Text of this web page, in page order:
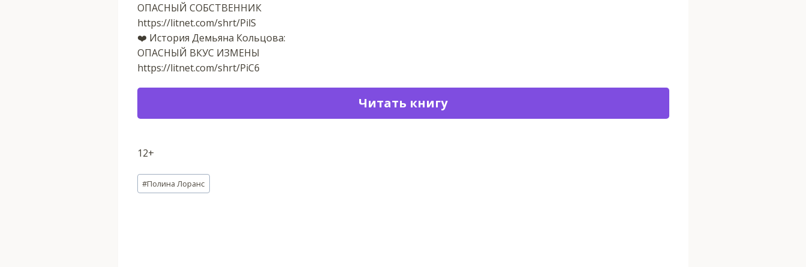
ОПАСНЫЙ СОБСТВЕННИК
https://litnet.com/shrt/PilS
‍❤️‍ История Демьяна Кольцова:
ОПАСНЫЙ ВКУС ИЗМЕНЫ
https://litnet.com/shrt/PiC6
Читать книгу
12+
Метки
записи:
#Полина Лоранс